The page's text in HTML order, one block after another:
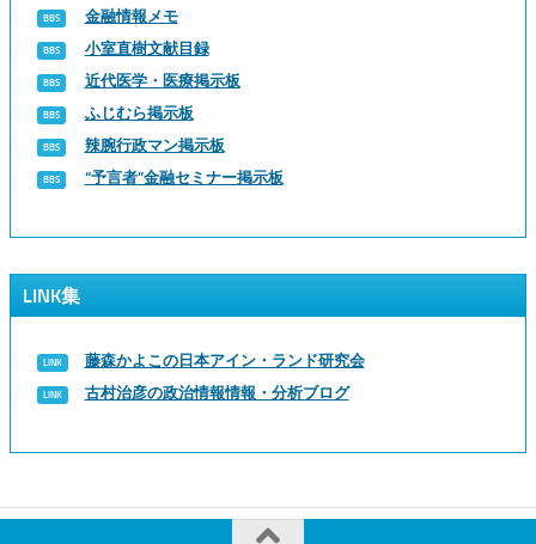
金融情報メモ
小室直樹文献目録
近代医学・医療掲示板
ふじむら掲示板
辣腕行政マン掲示板
“予言者”金融セミナー掲示板
LINK集
藤森かよこの日本アイン・ランド研究会
古村治彦の政治情報情報・分析ブログ